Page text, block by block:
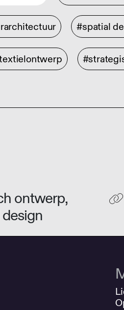
#spatial
ontwerp,